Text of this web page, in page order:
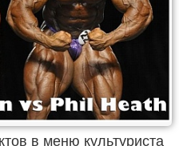
в меню культуриста